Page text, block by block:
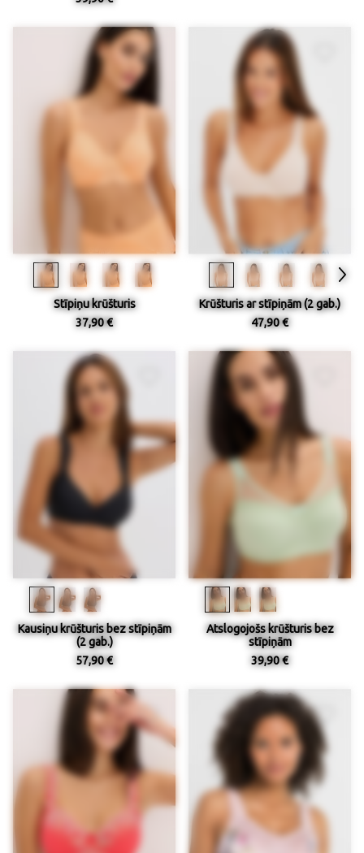
Stīpiņu krūšturis
37,90 €
Krūšturis ar stīpiņām (2 gab.)
47,90 €
Kausiņu krūšturis bez stīpiņām
(2 gab.)
57,90 €
Atslogojošs krūšturis bez
stīpiņām
39,90 €